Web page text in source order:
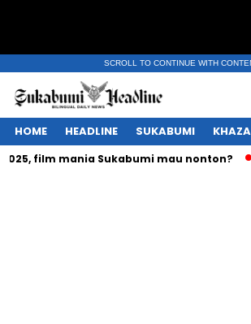
SCROLL TO CONTINUE WITH
HOME HEADLINE SUKABUMI
mania Sukabumi mau nonton?